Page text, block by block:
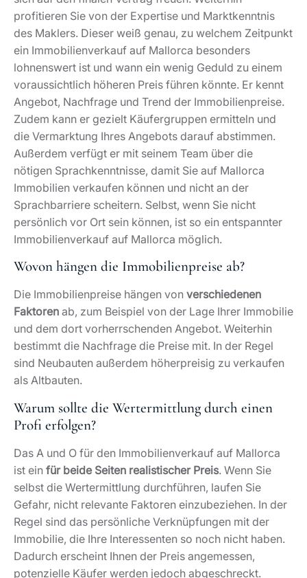
Wovon hängen die Immobilienpreise ab?
Die Immobilienpreise hängen vonverschiedenen
Faktorenab, zum Beispiel von der Lage Ihrer Immobilie
und dem dort vorherrschenden Angebot. Weiterhin
bestimmt die Nachfrage die Preise mit. In der Regel
sind Neubauten außerdem höherpreisig zu verkaufen
als Altbauten.
Warum sollte die Wertermittlung durch einen
Profi erfolgen?
Das A und O für den Immobilienverkauf auf Mallorca
ist einfür beide Seiten realistischer Preis. Wenn Sie
selbst die Wertermittlung durchführen, laufen Sie
Gefahr, nicht relevante Faktoren einzubeziehen. In der
Regel sind das persönliche Verknüpfungen mit der
Dadurch erscheint Ihnen der Preis angemessen,
potenzielle Käufer werden jedoch abgeschreckt.
Umgekehrt besteht bei einem übereilten Verkauf das
Risiko, dass Sie die Kosten zu niedrig ansetzen. Hier
lauern gleich zwei Stolpersteine: Entweder verkaufen
Sie die Immobilie zu dem genannten Preis und
verlieren Geld oder es bleiben erneut die Interessenten
aus, da sie hinter dem Angebot einen Haken vermuten.
Durch einen unabhängigen Gutachter vermeiden Sie all
diese Gefahren. Für die Wertermittlung ziehen wir alle
tatsächlich relevanten Faktoren wie die Größe und
Ausstattung Ihrer Immobilie heran und vergleichen
diese mit ähnlichen Immobilien auf dem Markt.
Was kann den Immobilienwert steigern?
Mitunter lohnt sich im Vorfeld des Verkaufs noch eine